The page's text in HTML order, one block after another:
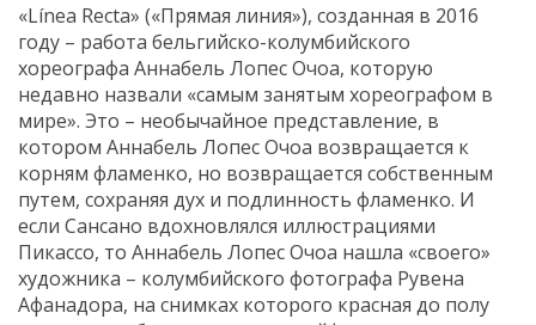
«Línea Recta» («Прямая линия»), созданная в 2016
году – работа бельгийско-колумбийского
хореографа Аннабель Лопес Очоа, которую
недавно назвали «самым занятым хореографом в
мире». Это – необычайное представление, в
котором Аннабель Лопес Очоа возвращается к
корням фламенко, но возвращается собственным
путем, сохраняя дух и подлинность фламенко. И
если Сансано вдохновлялся иллюстрациями
Пикассо, то Аннабель Лопес Очоа нашла «своего»
художника – колумбийского фотографа Рувена
Афанадора, на снимках которого красная до полу